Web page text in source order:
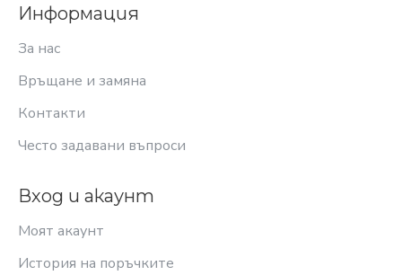
Информация
За нас
Връщане и замяна
Контакти
Често задавани въпроси
Вход и акаунт
Моят акаунт
История на поръчките